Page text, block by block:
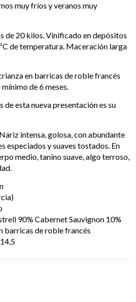
muy fríos y veranos muy
de 20 kilos. Vinificado en depósitos
de temperatura. Maceración larga
en barricas de roble francés
de 6 meses.
de esta nueva presentación es su
intensa, golosa, con abundante
especiados y suaves tostados. En
medio, tanino suave, algo terroso,
90% Cabernet Sauvignon 10%
barricas de roble francés